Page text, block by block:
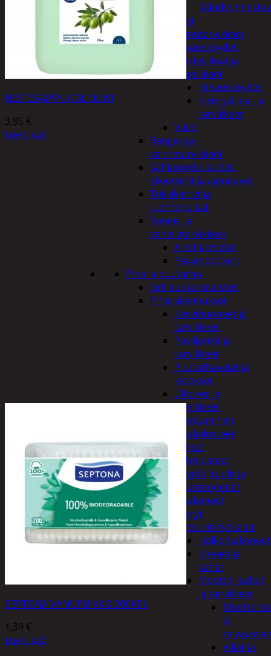
Öljyt
Perävaunutarvikkeet
Hinausköydet,
kiristysliinat ja
kiinnikkeet
Hinausköydet
Kiristysliinat ja
tarvikkeet
Valot
Rengas ja -
vannetarvikkeet
Sähköpotkulaudat,
skootterit ja ajoneuvot
Tukkikärryt ja
juontopulkat
Veneet ja
veneilytarvikkeet
Airot ja melat
Perämoottorit
Piha ja puutarha
Grillaus ja savustus
Piharakennukset
Kasvihuoneet ja
tarvikkeet
Paviljonkit ja
tarvikkeet
Puutarhavajat ja
katokset
Ulko-wc ja
tarvikkeet
Piharakentaminen
Puutarhakalusteet
Keinut
Pehmusteet
Pöydät, tuolit ja
kalusteryhmät
Puutarhakoneet
Kärryt
Metsurin työkalut
Halkomakoneet
Kirveet ja
sahat
Moottorisahat
ja tarvikkeet
ja
Viilat ja
NESTESAIPPUA 3L OLIIVI
3,95 €
Lue Lisää
SEPTONA VANUPUIKKO 200KPL
1,39 €
Lue Lisää